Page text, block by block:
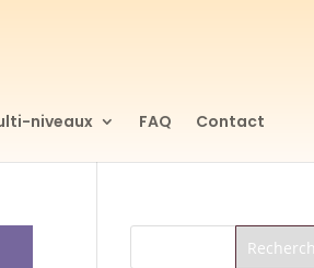
niveaux FAQ Contact